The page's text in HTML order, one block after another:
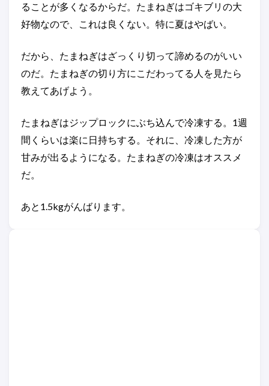
ることが多くなるからだ。たまねぎはゴキブリの大
好物なので、これは良くない。特に夏はやばい。
だから、たまねぎはざっくり切って諦めるのがいい
のだ。たまねぎの切り方にこだわってる人を見たら
教えてあげよう。
たまねぎはジップロックにぶち込んで冷凍する。1週
間くらいは楽に日持ちする。それに、冷凍した方が
甘みが出るようになる。たまねぎの冷凍はオススメ
だ。
あと1.5kgがんばります。